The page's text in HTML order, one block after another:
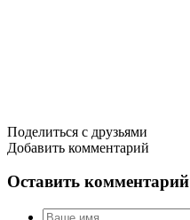
Поделиться с друзьями
Добавить комментарий
Оставить комментарий